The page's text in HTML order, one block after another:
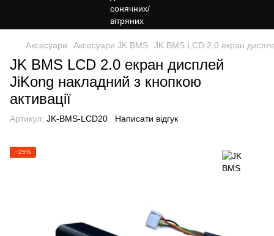
Аксесуари Аксесуари JK BMS JK BMS LCD 2.0 екран
JK BMS LCD 2.0 екран дисплей
JiKong накладний з кнопкою
активації
Артикул: JK-BMS-LCD20 Написати відгук
−25%